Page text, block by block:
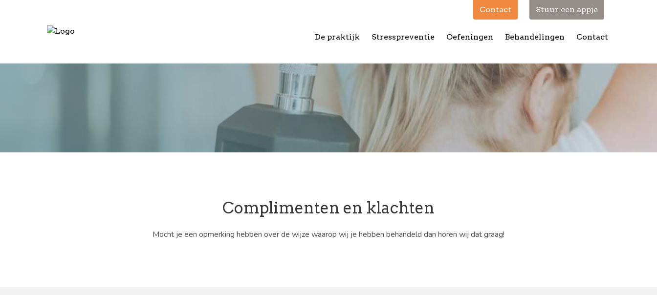
De praktijk Stresspreventie Oefeningen Behandelingen Contact
Contact Stuur een appje
Complimenten en klachten
Mocht je een opmerking hebben over de wijze waarop wij je hebben behandeld dan horen wij dat graag!